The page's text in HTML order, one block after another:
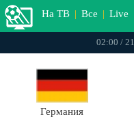
На ТВ | Все | Live
02:00 /
Германия